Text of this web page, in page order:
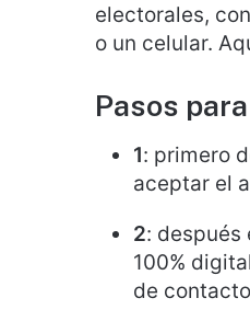
electorales,
o un celular.
Pasos
1: primero
aceptar el
2: después
100%
de contacto